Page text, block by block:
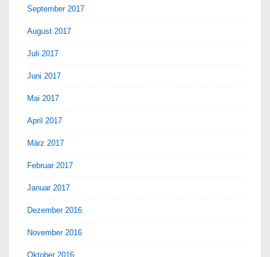
September 2017
August 2017
Juli 2017
Juni 2017
Mai 2017
April 2017
März 2017
Februar 2017
Januar 2017
Dezember 2016
November 2016
Oktober 2016